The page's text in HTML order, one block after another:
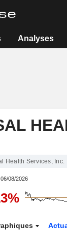
Analyses
Health Services, Inc.
08/2026